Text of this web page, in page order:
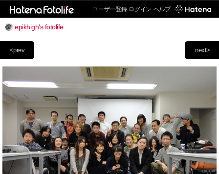
ユーザー登録 ログイン ヘルプ
epikhigh's fotolife
next>
<prev